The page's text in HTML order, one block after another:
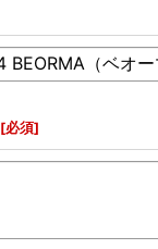
[必須]